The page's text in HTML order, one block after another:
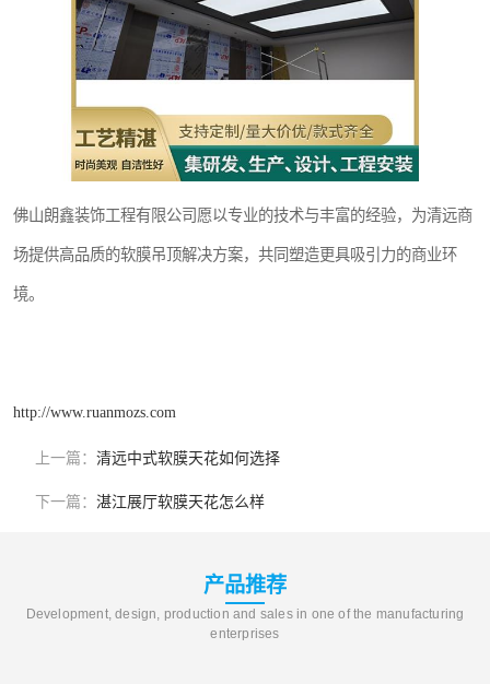
佛山朗鑫装饰工程有限公司愿以专业的技术与丰富的经验，为清远商
场提供高品质的软膜吊顶解决方案，共同塑造更具吸引力的商业环
境。
http://www.ruanmozs.com
上一篇： 清远中式软膜天花如何选择
下一篇： 湛江展厅软膜天花怎么样
产品推荐
Development, design, production and sales in one of the manufacturing
enterprises